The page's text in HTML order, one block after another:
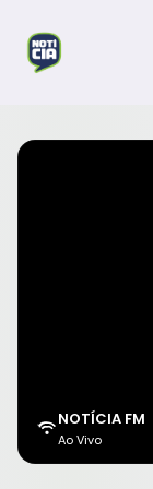
NOTÍCIA FM
Ao Vivo